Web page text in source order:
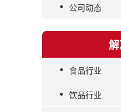
• 公司动态
• 食品行业
• 饮品行业